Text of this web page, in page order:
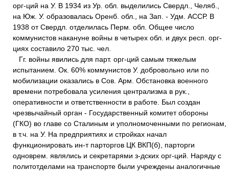
орг-ций на У. В 1934 из Ур. обл. выделились Свердл., Челяб.,
на Юж. У. образовалась Оренб. обл., на Зап. - Удм. АССР. В
1938 от Свердл. отделилась Перм. обл. Общее число
коммунистов накануне войны в четырех обл. и двух респ. орг-
циях составило 270 тыс. чел.
Гг. войны явились для парт. орг-ций самым тяжелым
испытанием. Ок. 60% коммунистов У. добровольно или по
мобилизации оказались в Сов. Арм. Обстановка военного
времени потребовала усиления централизма в рук.,
оперативности и ответственности в работе. Был создан
чрезвычайный орган - Государственный комитет обороны
(ГКО) во главе со Сталиным и уполномоченными по регионам,
в т.ч. на У. На предприятиях и стройках начал
функционировать ин-т парторгов ЦК ВКП(б), парторги
одноврем. являлись и секретарями з-дских орг-ций. Наряду с
политотделами на транспорте были учреждены аналогичные